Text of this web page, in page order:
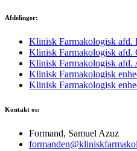
Afdelinger:
Klinisk Farmakologisk afd.
Klinisk Farmakologisk afd.
Klinisk Farmakologisk afd.
Klinisk Farmakologisk
Klinisk Farmakologisk
Kontakt os:
Formand, Samuel Azuz